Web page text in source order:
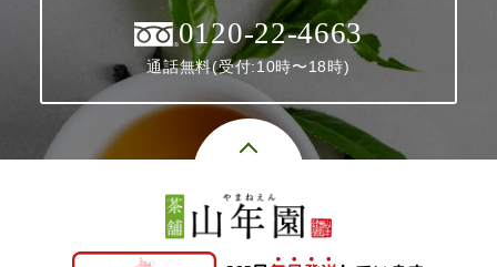
0120-22-4663
通話無料(受付:10時〜18時)